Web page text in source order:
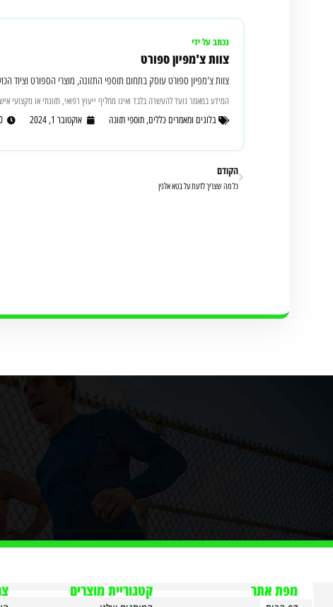
נכתב על ידי
צוות צ'מפיון ספורט
צוות צ'מפיון ספורט עוסק בתחום תוספי התזונה, מוצרי הספורט וציוד הכושר מאז 2010, עם ניסיון יומיומי בהתאמת מוצרים למתאמנים מתחילים
המידע במאמר נועד להעשרה בלבד ואינו מחליף ייעוץ רפואי, תזונתי או מקצועי
בלוגים ומאמרים כללים, תוספי תזונה אוקטובר 1, 2024
הקודם
כל מה שצריך לדעת על בטא אלנין
מפת אתר קטגוריית מוצרים